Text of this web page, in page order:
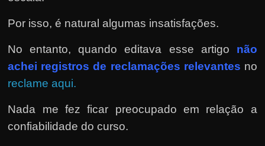
Por isso, é natural algumas insatisfações.
No entanto, quando editava esse artigo não
achei registros de reclamações relevantes no
reclame aqui.
Nada me fez ficar preocupado em relação a
confiabilidade do curso.